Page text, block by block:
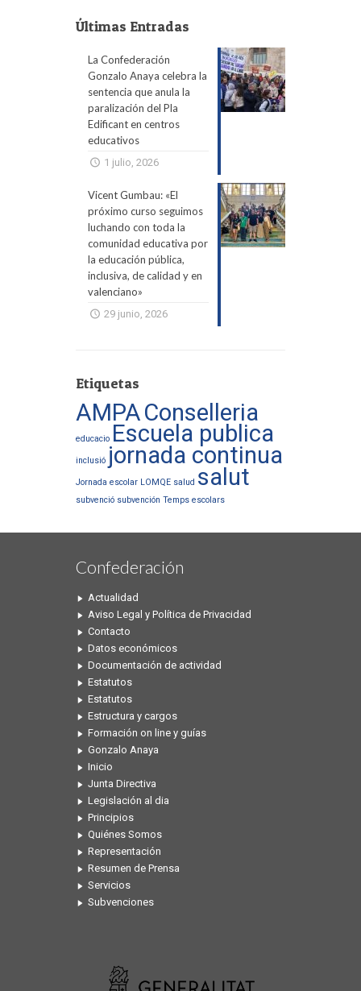
Últimas Entradas
La Confederación
Gonzalo Anaya celebra la
sentencia que anula la
paralización del Pla
Edificant en centros
educativos
1 julio, 2026
Vicent Gumbau: «El
próximo curso seguimos
luchando con toda la
comunidad educativa por
la educación pública,
inclusiva, de calidad y en
valenciano»
29 junio, 2026
Etiquetas
AMPAConselleria
educacio Escuela publica
inclusió jornada continua
Jornada escolar LOMQE salud salut
subvenció subvención Temps escolars
Confederación
Actualidad
Aviso Legal y Política de Privacidad
Contacto
Datos económicos
Documentación de actividad
Estatutos
Estatutos
Estructura y cargos
Formación on line y guías
Gonzalo Anaya
Inicio
Junta Directiva
Legislación al dia
Principios
Quiénes Somos
Representación
Resumen de Prensa
Servicios
Subvenciones